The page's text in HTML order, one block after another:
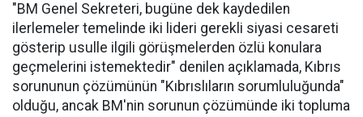
"BM Genel Sekreteri, bugüne dek kaydedilen
ilerlemeler temelinde iki lideri gerekli siyasi cesareti
gösterip usulle ilgili görüşmelerden özlü konulara
geçmelerini istemektedir" denilen açıklamada, Kıbrıs
sorununun çözümünün "Kıbrıslıların sorumluluğunda"
olduğu, ancak BM'nin sorunun çözümünde iki topluma